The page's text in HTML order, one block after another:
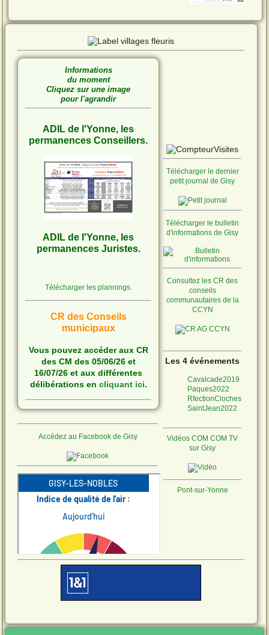
Informations
du moment
Cliquez sur une image
pour l'agrandir
ADIL de l'Yonne, les
permanences Conseillers.
ADIL de l'Yonne, les
permanences Juristes.
Télécharger les plannings.
CR des Conseils
municipaux
Vous pouvez accéder aux CR
des CM des 05/06/26 et
16/07/26 et aux différentes
délibérations en cliquant ici.
Ville A Joie le 29/07 à Gisy.
Programme :
Ne laissons pas les
moustiques s'installer !
Quelques conseils
Télécharger le fichier.
CANICULEVIGILANCE
Télécharger le dernier
petit journal de Gisy
Télécharger le bulletin
d'informations de Gisy
Consultez les CR des
conseils
communautaires de la
CCYN
Les 4 événements
Cavalcade2019
Paques2022
RfectionCloches
SaintJean2022
Vidéos COM COM TV
sur Gisy
Pont-sur-Yonne
Accédez au Facebook de Gisy